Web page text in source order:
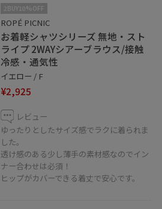
2BUY10%OFF
ROPÉ PICNIC
お着軽シャツシリーズ 無地・スト
ライプ 2WAYシアーブラウス/接触
冷感・通気性
イエロー / F
¥2,925
レビュー
ゆったりとしたサイズ感でラクに着られま
した。
透け感のある少し薄手の素材感なのでイン
ナー合わせは必須！
ヒップがカバーできる着丈で安心です。